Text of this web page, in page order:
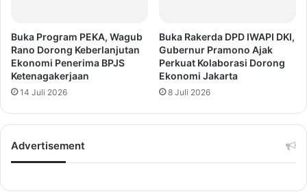
Buka Program PEKA, Wagub
Rano Dorong Keberlanjutan
Ekonomi Penerima BPJS
Ketenagakerjaan
14 Juli 2026
Buka Rakerda DPD IWAPI DKI,
Gubernur Pramono Ajak
Perkuat Kolaborasi Dorong
Ekonomi Jakarta
8 Juli 2026
Advertisement